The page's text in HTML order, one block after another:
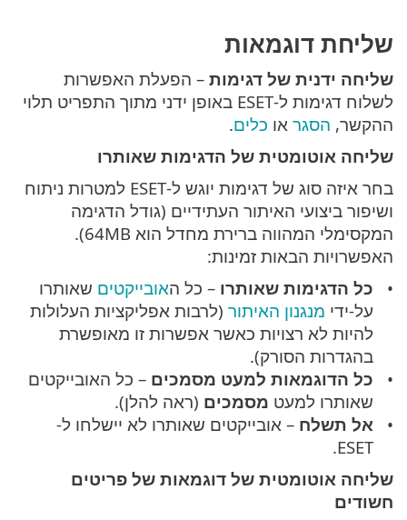
שליחת דוגמאות
שליחה ידנית של דגימות – הפעלת האפשרות
לשלוח דגימות ל-ESET באופן ידני מתוך התפריט תלוי
ההקשר, הסגר או כלים.
שליחה אוטומטית של הדגימות שאותרו
בחר איזה סוג של דגימות יוגש ל-ESET למטרות ניתוח
ושיפור ביצועי האיתור העתידיים (גודל הדגימה
המקסימלי המהווה ברירת מחדל הוא 64MB).
האפשרויות הבאות זמינות:
כל הדגימות שאותרו – כל האובייקטים שאותרו
על-ידי מנגנון האיתור (לרבות אפליקציות העלולות
להיות לא רצויות כאשר אפשרות זו מאופשרת
בהגדרות הסורק).
כל הדוגמאות למעט מסמכים – כל האובייקטים
שאותרו למעט מסמכים (ראה להלן).
אל תשלח – אובייקטים שאותרו לא יישלחו ל-
ESET.
שליחה אוטומטית של דוגמאות של פריטים
חשודים